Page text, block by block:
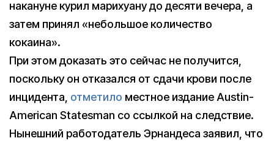
накануне курил марихуану до десяти вечера, а
затем принял «небольшое количество
кокаина».
При этом доказать это сейчас не получится,
поскольку он отказался от сдачи крови после
инцидента, отметило местное издание Austin-
American Statesman со ссылкой на следствие.
Нынешний работодатель Эрнандеса заявил, что